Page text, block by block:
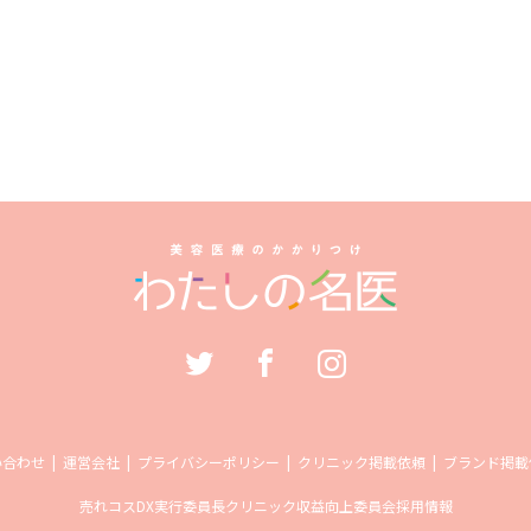
わせ 運営会社 プライバシーポリシー クリニック掲載依頼 ブランド掲
売れコスDX実行委員長クリニック収益向上委員会採用情報